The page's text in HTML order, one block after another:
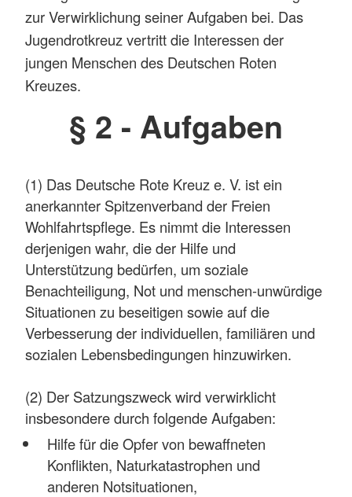
zur Verwirklichung seiner Aufgaben bei. Das
Jugendrotkreuz vertritt die Interessen der
jungen Menschen des Deutschen Roten
Kreuzes.
§ 2 - Aufgaben
(1) Das Deutsche Rote Kreuz e. V. ist ein
anerkannter Spitzenverband der Freien
Wohlfahrtspflege. Es nimmt die Interessen
derjenigen wahr, die der Hilfe und
Unterstützung bedürfen, um soziale
Benachteiligung, Not und menschen-unwürdige
Situationen zu beseitigen sowie auf die
Verbesserung der individuellen, familiären und
sozialen Lebensbedingungen hinzuwirken.
(2) Der Satzungszweck wird verwirklicht
insbesondere durch folgende Aufgaben:
Hilfe für die Opfer von bewaffneten
Konflikten, Naturkatastrophen und
anderen Notsituationen,